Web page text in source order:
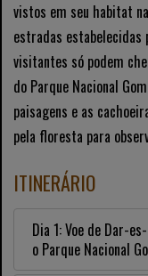
vistos em seu habitat
estradas estabelecidas
visitantes só podem
do Parque Nacional
paisagens e as
pela floresta para
ITINERÁRIO
Dia 1: Voe de Dar-
o Parque Nacional